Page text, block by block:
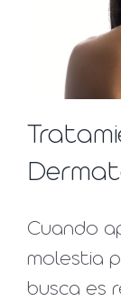
Cuando
molestia
busca es